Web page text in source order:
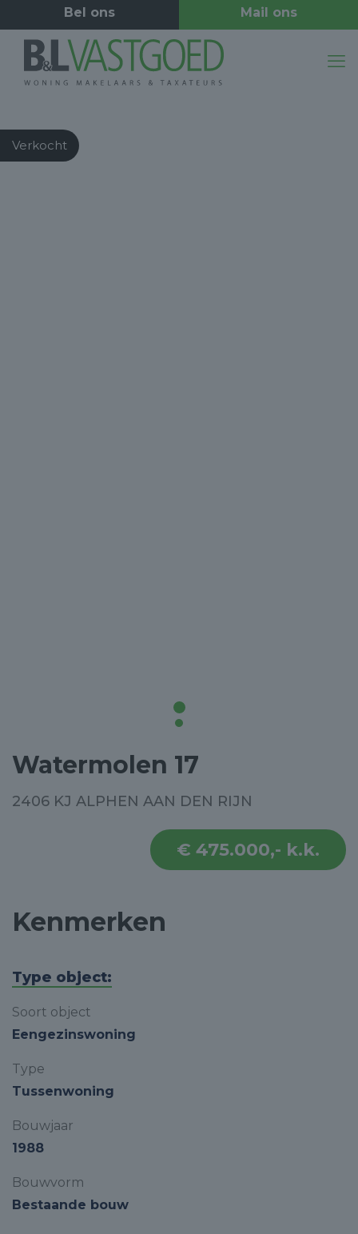
Verkocht
Watermolen 17
2406 KJ ALPHEN AAN DEN RIJN
€ 475.000,- k.k.
Kenmerken
Type object:
Soort object
Eengezinswoning
Type
Tussenwoning
Bouwjaar
1988
Bouwvorm
Bestaande bouw